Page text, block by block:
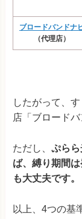
ブロードバンドナ
（代理店）
したがって、
店「ブロード
ただし、 ぷら
ば、縛り期間
も大丈夫です。
以上、4つの基